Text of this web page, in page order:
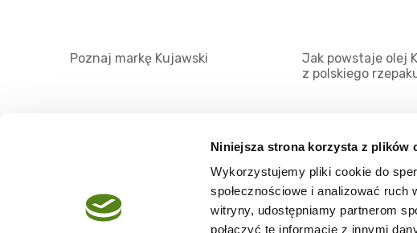
Niniejsza strona korzysta z plików
Wykorzystujemy pliki cookie do
społecznościowe i analizować
witryny, udostępniamy partnerom
połączyć te informacje z innymi
Poznaj markę Kujawski
Jak powstaje olej
z polskiego
Regulamin